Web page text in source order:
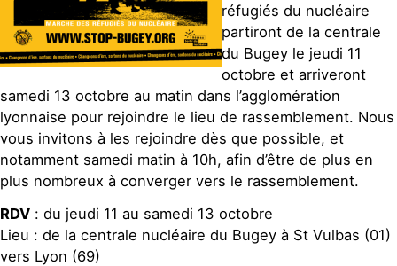
réfugiés du nucléaire
partiront de la centrale
du Bugey le jeudi 11
octobre et arriveront
samedi 13 octobre au matin dans l’agglomération
lyonnaise pour rejoindre le lieu de rassemblement. Nous
vous invitons à les rejoindre dès que possible, et
notamment samedi matin à 10h, afin d’être de plus en
plus nombreux à converger vers le rassemblement.
RDV : du jeudi 11 au samedi 13 octobre
Lieu : de la centrale nucléaire du Bugey à St Vulbas (01)
vers Lyon (69)